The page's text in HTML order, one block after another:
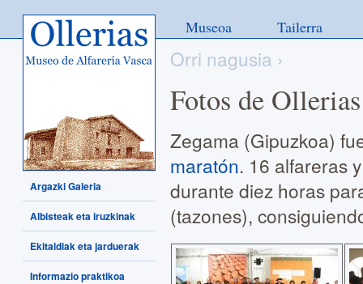
Ollerias - Museo de Alfarería
Vasca
Orri nagusia ›
Fotos de
Zegama (Gipuzkoa)
maratón. 16 alfareras
durante diez horas
(tazones),
Museoa Tailerra
Argazki Galeria
Albisteak eta iruzkinak
Ekitaldiak eta jarduerak
Informazio praktikoa